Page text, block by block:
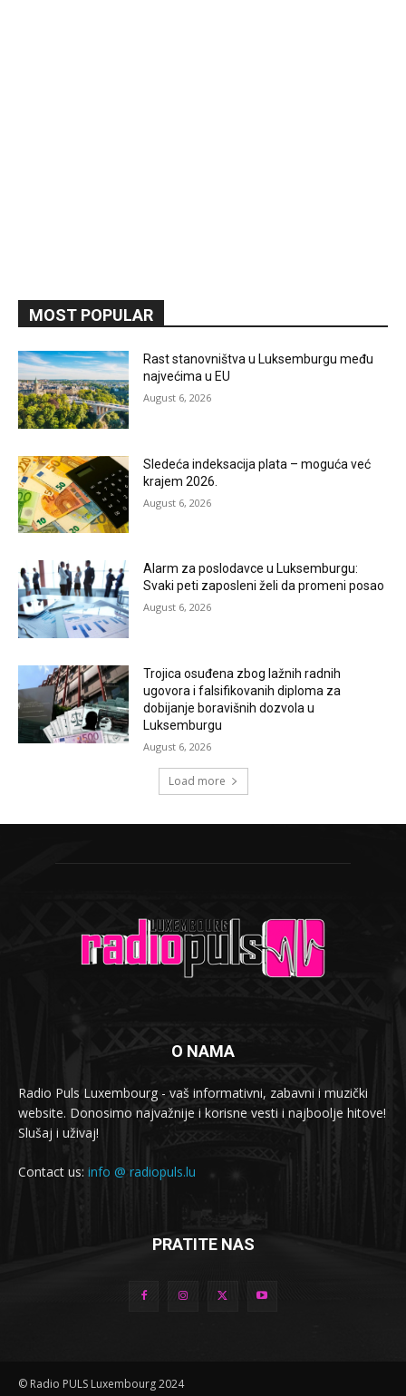
MOST POPULAR
Rast stanovništva u Luksemburgu među
najvećima u EU
August 6, 2026
Sledeća indeksacija plata – moguća već
krajem 2026.
August 6, 2026
Alarm za poslodavce u Luksemburgu:
Svaki peti zaposleni želi da promeni posao
August 6, 2026
Trojica osuđena zbog lažnih radnih
ugovora i falsifikovanih diploma za
dobijanje boravišnih dozvola u
Luksemburgu
August 6, 2026
Load more
O NAMA
Radio Puls Luxembourg - vaš informativni, zabavni i muzički
website. Donosimo najvažnije i korisne vesti i najboolje hitove!
Slušaj i uživaj!
Contact us: info @ radiopuls.lu
PRATITE NAS
© Radio PULS Luxembourg 2024